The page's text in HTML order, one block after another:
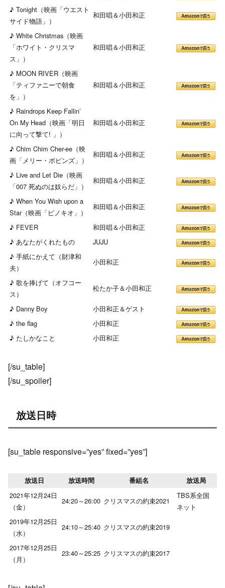
♪ Tonight（映画「ウエスト
サイド物語」）
和田唱＆小田和正
♪ White Christmas（映画
「ホワイト・クリスマ
ス」）
和田唱＆小田和正
♪ MOON RIVER（映画
「ティファニーで朝食
を」）
和田唱＆小田和正
♪ Raindrops Keep Fallin’
On My Head（映画「明日
に向って撃て! 」）
和田唱＆小田和正
♪ Chim Chim Cher-ee（映
画「メリー・ポピンズ」）
和田唱＆小田和正
♪ Live and Let Die（映画
「007 死ぬのは奴らだ」）
和田唱＆小田和正
♪ When You Wish upon a
Star（映画「ピノキオ」）
和田唱＆小田和正
♪ FEVER
和田唱＆小田和正
♪ あなたがくれたもの
JUJU
♪ 手紙にかえて（財津和
夫）
小田和正
♪ 歌を捧げて（オフコー
ス）
松たか子＆小田和正
♪ Danny Boy
小田和正＆ゲスト
♪ the flag
小田和正
♪ たしかなこと
小田和正
[/su_table]
[/su_spoiler]
放送日時
[su_table responsive=”yes” fixed=”yes”]
放送日 放送時間 番組名 放送局
2021年12月24日
（金）
24:20～26:00 クリスマスの約束2021
TBS系全国
ネット
2019年12月25日
（水）
24:10～25:40 クリスマスの約束2019
2017年12月25日
（月）
23:40～25:25 クリスマスの約束2017